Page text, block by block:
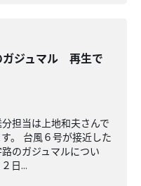
ガジュマル 再生で
担当は上地和夫さんで
。 台風６号が接近した
のガジュマルについ
日...